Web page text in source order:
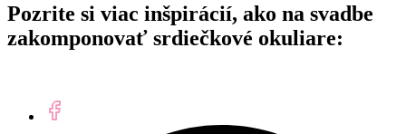
Pozrite si viac inšpirácií, ako na svadbe
zakomponovať srdiečkové okuliare: